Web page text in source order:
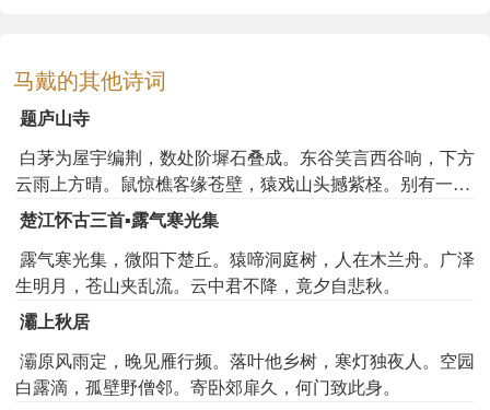
马戴的其他诗词
题庐山寺
白茅为屋宇编荆，数处阶墀石叠成。东谷笑言西谷响，下方
云雨上方晴。鼠惊樵客缘苍壁，猿戏山头撼紫柽。别有一条
投涧水，竹筒斜引入茶铛。
楚江怀古三首▪露气寒光集
露气寒光集，微阳下楚丘。猿啼洞庭树，人在木兰舟。广泽
生明月，苍山夹乱流。云中君不降，竟夕自悲秋。
灞上秋居
灞原风雨定，晚见雁行频。落叶他乡树，寒灯独夜人。空园
白露滴，孤壁野僧邻。寄卧郊扉久，何门致此身。